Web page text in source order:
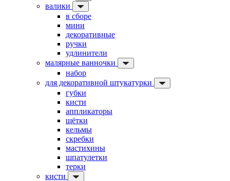
валики
в сборе
мини
декоративные
ручки
удлинители
малярные ванночки
набор
для декоративной штукатурки
губки
кисти
аппликаторы
щётки
кельмы
скребки
мастихины
шпатулетки
терки
кисти